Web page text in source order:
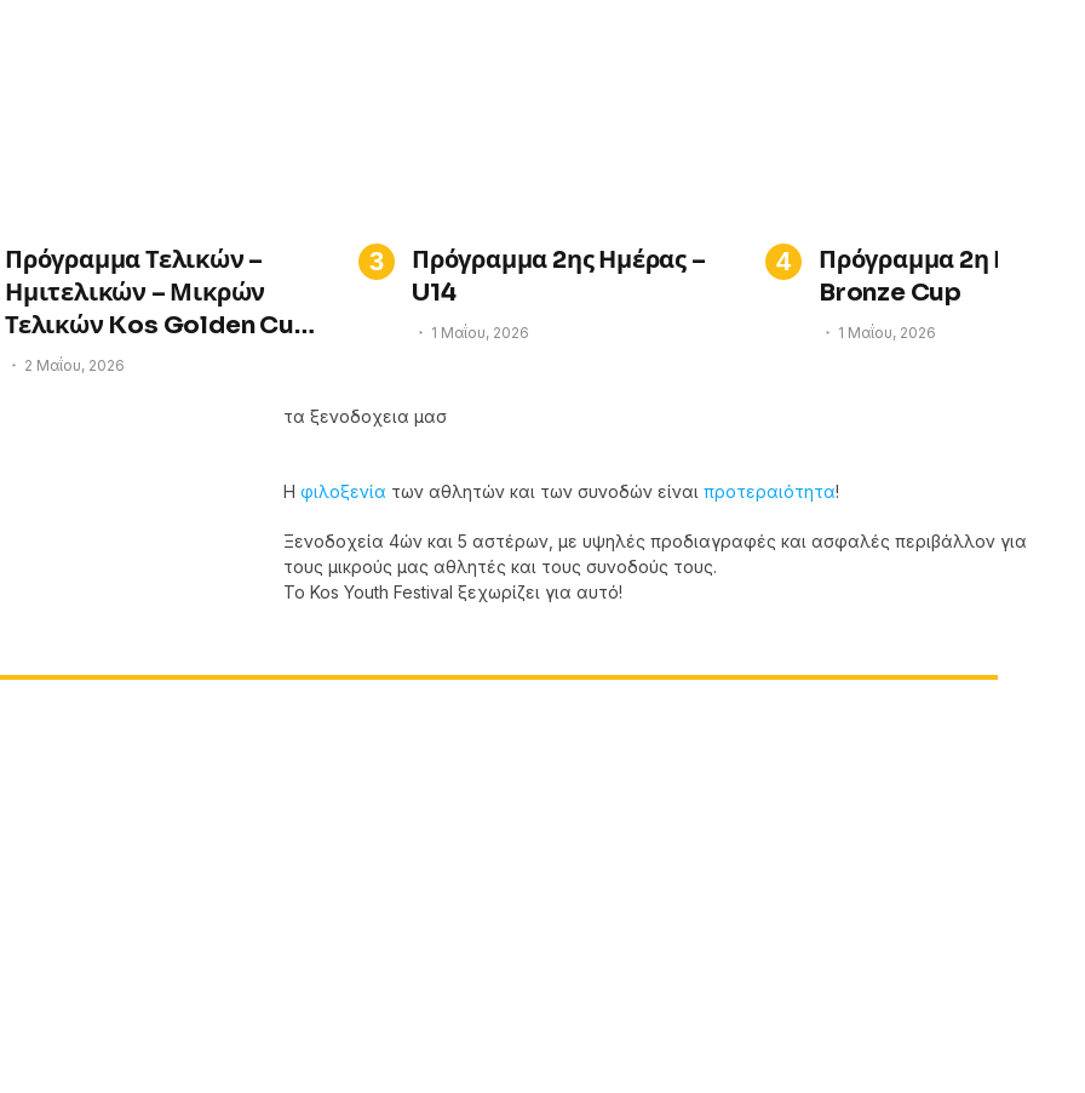
Πρόγραμμα Τελικών –
Ημιτελικών – Μικρών
Τελικών Kos Golden Cup
& Kos Youth
2 Μαΐου, 2026
Πρόγραμμα 2ης Ημέρας –
U14
1 Μαΐου, 2026
Πρόγραμμα 2η Ημέρα
Bronze Cup
1 Μαΐου, 2026
τα ξενοδοχεια μασ
Η φιλοξενία των αθλητών και των συνοδών είναι προτεραιότητα!
Ξενοδοχεία 4ών και 5 αστέρων, με υψηλές προδιαγραφές και ασφαλές περιβάλλον για
τους μικρούς μας αθλητές και τους συνοδούς τους.
Το Kos Youth Festival ξεχωρίζει για αυτό!